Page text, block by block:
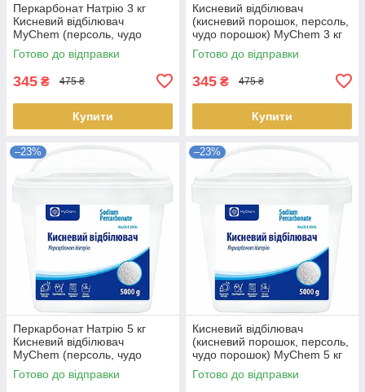
Перкарбонат Натрію 3 кг
Кисневий відбілювач
MyChem (персоль, чудо
порошок)
Готово до відправки
345 ₴ 475 ₴
Купити
Кисневий відбілювач
(кисневий порошок, персоль,
чудо порошок) MyChem 3 кг
Готово до відправки
345 ₴ 475 ₴
Купити
–23%
Перкарбонат Натрію 5 кг
Кисневий відбілювач
MyChem (персоль, чудо
порошок)
Готово до відправки
–23%
Кисневий відбілювач
(кисневий порошок, персоль,
чудо порошок) MyChem 5 кг
Готово до відправки